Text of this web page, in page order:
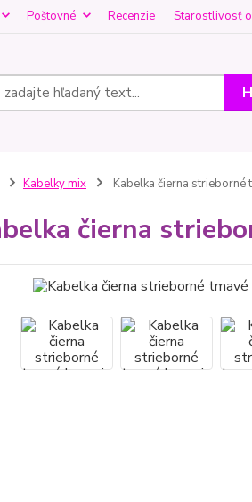
Poštovné Recenzie Starostlivosť
Kabelky mix Kabelka čierna strieborné
čierna